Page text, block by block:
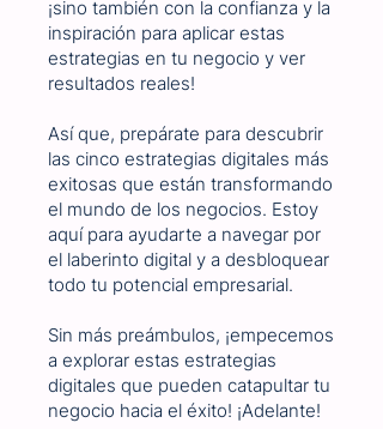
¡sino también con la confianza y la
inspiración para aplicar estas
estrategias en tu negocio y ver
resultados reales!
Así que, prepárate para descubrir
las cinco estrategias digitales más
exitosas que están transformando
el mundo de los negocios. Estoy
aquí para ayudarte a navegar por
el laberinto digital y a desbloquear
todo tu potencial empresarial.
Sin más preámbulos, ¡empecemos
a explorar estas estrategias
digitales que pueden catapultar tu
negocio hacia el éxito! ¡Adelante!